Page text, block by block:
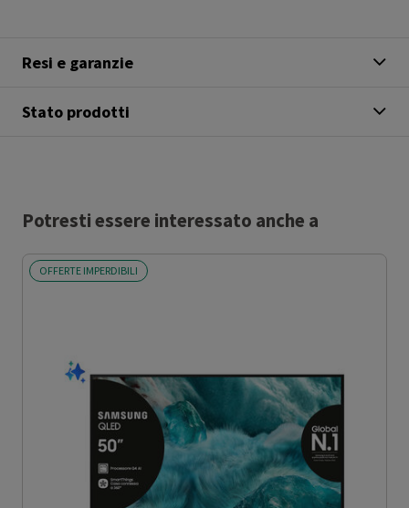
Resi e garanzie
Stato prodotti
Potresti essere interessato anche a
OFFERTE IMPERDIBILI